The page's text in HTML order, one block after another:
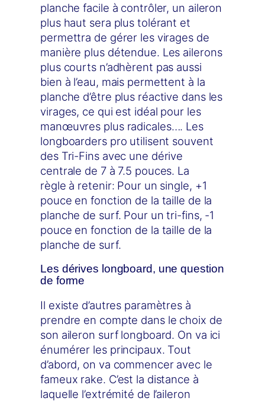
planche facile à contrôler, un aileron
plus haut sera plus tolérant et
permettra de gérer les virages de
manière plus détendue. Les ailerons
plus courts n’adhèrent pas aussi
bien à l’eau, mais permettent à la
planche d’être plus réactive dans les
virages, ce qui est idéal pour les
manœuvres plus radicales…. Les
longboarders pro utilisent souvent
des Tri-Fins avec une dérive
centrale de 7 à 7.5 pouces. La
règle à retenir: Pour un single, +1
pouce en fonction de la taille de la
planche de surf. Pour un tri-fins, -1
pouce en fonction de la taille de la
planche de surf.
Les dérives longboard, une question
de forme
Il existe d’autres paramètres à
prendre en compte dans le choix de
son aileron surf longboard. On va ici
énumérer les principaux. Tout
d’abord, on va commencer avec le
fameux rake. C’est la distance à
laquelle l’extrémité de l’aileron